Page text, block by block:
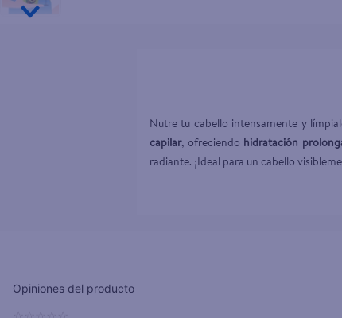
Nutre tu cabello intensamente y
capilar, ofreciendo hidratación
radiante. ¡Ideal para un cabello